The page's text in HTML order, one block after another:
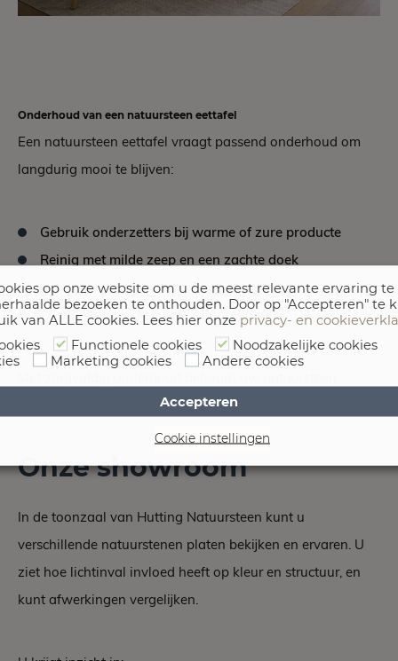
Onderhoud van een natuursteen eettafel
Een natuursteen eettafel vraagt passend onderhoud om
langdurig mooi te blijven:
Gebruik onderzetters bij warme of zure producte
Reinig met milde zeep en een zachte doek
Vermijd agressieve schoonmaakmiddelen
Laat de tafel indien nodig impregneren
eettafel zijn uitstraling, jaar na jaar.
Onze showroom
In de toonzaal van Hutting Natuursteen kunt u
verschillende natuurstenen platen bekijken en ervaren. U
ziet hoe lichtinval invloed heeft op kleur en structuur, en
kunt afwerkingen vergelijken.
op onze website om u de meest relevante ervaring
bezoeken te onthouden. Door op "Accepteren" te
van ALLE cookies. Lees hier onze privacy- en
Functionele cookies
Noodzakelijke cookies
Marketing cookies Andere cookies
Cookie instellingen
Accepteren